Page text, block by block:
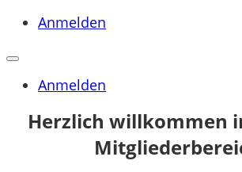
Anmelden
Anmelden
Herzlich willkommen